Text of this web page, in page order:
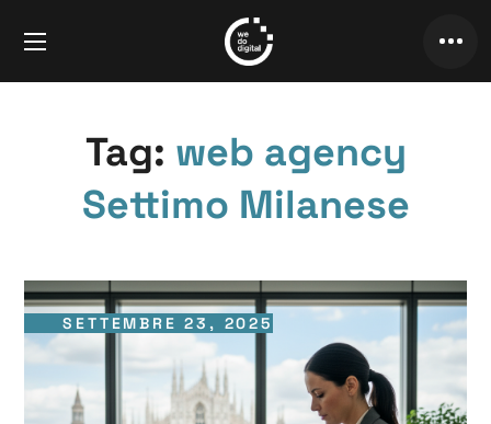
Tag: web agency
Settimo Milanese
SETTEMBRE 23, 2025